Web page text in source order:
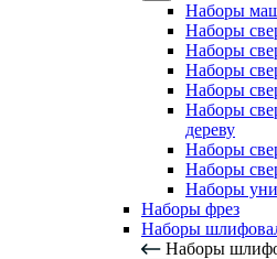
Наборы
Наборы
Наборы
Наборы
Наборы
Наборы
дереву
Наборы
Наборы
Наборы
Наборы фрез
Наборы
Наборы